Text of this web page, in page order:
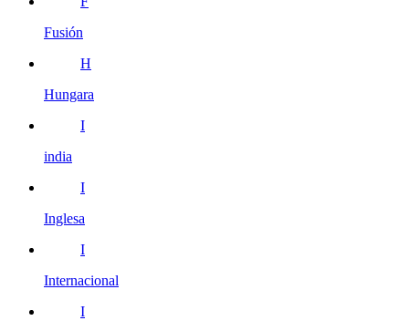
Fusión
H
Hungara
I
india
I
Inglesa
I
Internacional
I